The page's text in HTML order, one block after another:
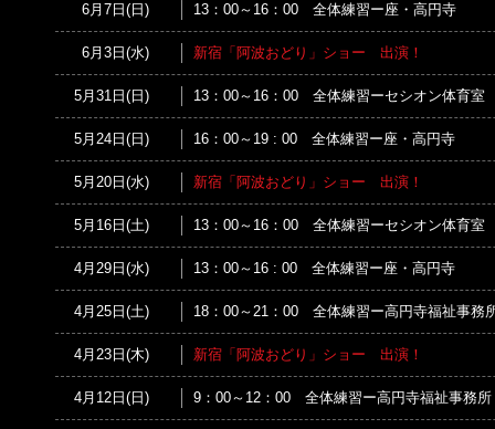
6月7日(日) 13：00～16：00 全体練習ー座・高円寺
6月3日(水) 新宿「阿波おどり」ショー 出演！
5月31日(日) 13：00～16：00 全体練習ーセシオン体育室
5月24日(日) 16：00～19 : 00 全体練習ー座・高円寺
5月20日(水) 新宿「阿波おどり」ショー 出演！
5月16日(土) 13：00～16：00 全体練習ーセシオン体育室
4月29日(水) 13：00～16 : 00 全体練習ー座・高円寺
4月25日(土) 18：00～21：00 全体練習ー高円寺福祉事務
4月23日(木) 新宿「阿波おどり」ショー 出演！
4月12日(日) 9：00～12：00 全体練習ー高円寺福祉事務所